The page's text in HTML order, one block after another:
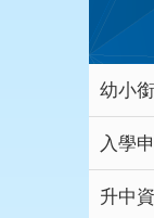
幼小
入學
升中